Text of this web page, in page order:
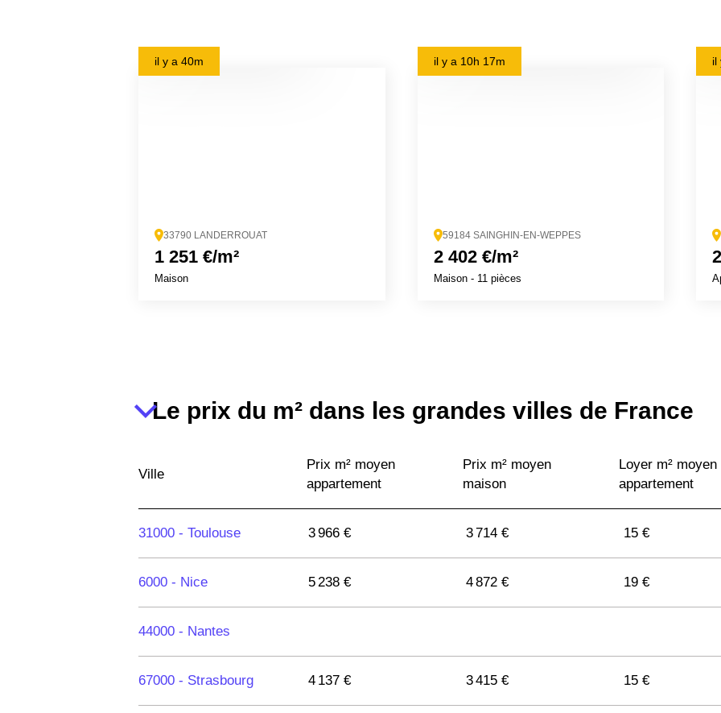
il y a 40m
33790 LANDERROUAT
1 251 €/m²
Maison
il y a 10h 17m
59184 SAINGHIN-EN-WEPPES
2 402 €/m²
Maison- 11 pièces
il
Le prix du m² dans les grandes villes de France
Ville
Prix m² moyen
appartement
Prix m² moyen
maison
Loyer m² moyen
appartement
31000 - Toulouse 3 966 € 3 714 € 15 €
6000 - Nice 5 238 € 4 872 € 19 €
44000 - Nantes
67000 - Strasbourg 4 137 € 3 415 € 15 €